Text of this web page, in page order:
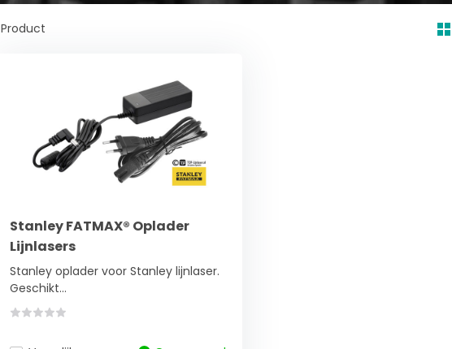
Product
Stanley FATMAX® Oplader
Lijnlasers
Stanley oplader voor Stanley lijnlaser.
Geschikt...